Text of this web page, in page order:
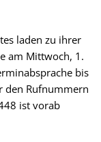
laden zu ihrer
am Mittwoch, 1.
bis
den Rufnummern
ist vorab